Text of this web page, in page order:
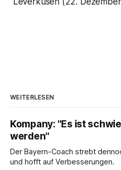
WEITERLESEN
Kompany: "Es ist
werden"
Der Bayern-Coach strebt
und hofft auf Verbesserungen.